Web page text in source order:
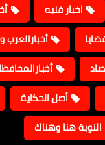
اخبار فنيه
أخبارالعرب
أصل الحكاية
النوبة هنا وهناك